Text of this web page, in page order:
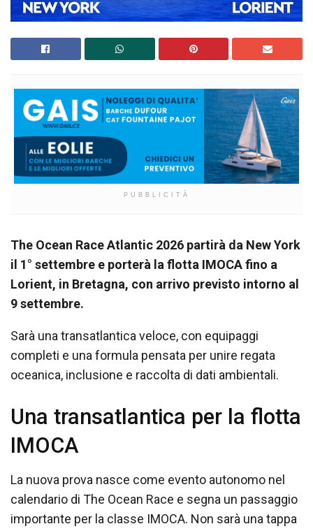
PUBBLICITÀ
The Ocean Race Atlantic 2026 partirà da New York
il 1° settembre e porterà la flotta IMOCA fino a
Lorient, in Bretagna, con arrivo previsto intorno al
9 settembre.
Sarà una transatlantica veloce, con equipaggi
completi e una formula pensata per unire regata
oceanica, inclusione e raccolta di dati ambientali.
Una transatlantica per la flotta
IMOCA
La nuova prova nasce come evento autonomo nel
calendario di The Ocean Race e segna un passaggio
importante per la classe IMOCA. Non sarà una tappa